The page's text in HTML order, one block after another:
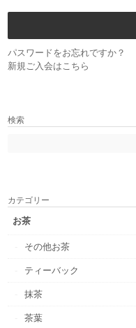
パスワードをお忘れですか？
新規ご入会はこちら
検索
カテゴリー
お茶
その他お茶
ティーバック
抹茶
茶葉